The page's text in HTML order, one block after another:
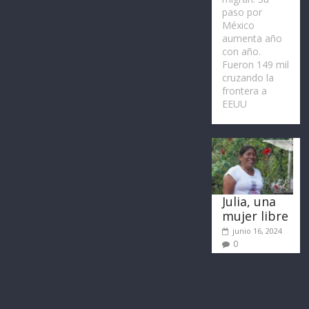
paso por
México
aumenta año
con año.
Fueron 149 mil
cruzando la
frontera a
EEUU
Julia, una
mujer libre
junio 16, 2024
0